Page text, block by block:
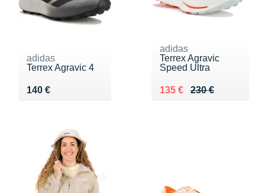
adidas
Terrex Agravic 4
140 €
Vendu 140 €
adidas
Terrex Agravic
Speed Ultra
230 €
Au lieu de 230 €
135 €
Vendu 135 €